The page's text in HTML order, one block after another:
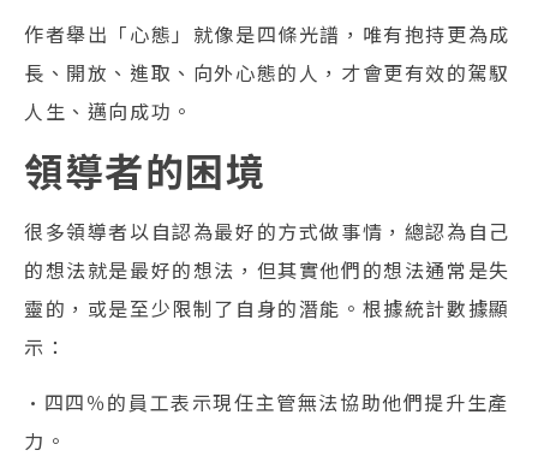
作者舉出「心態」就像是四條光譜，唯有抱持更為成
長、開放、進取、向外心態的人，才會更有效的駕馭
人生、邁向成功。
領導者的困境
很多領導者以自認為最好的方式做事情，總認為自己
的想法就是最好的想法，但其實他們的想法通常是失
靈的，或是至少限制了自身的潛能。根據統計數據顯
示：
•四四％的員工表示現任主管無法協助他們提升生產
力。